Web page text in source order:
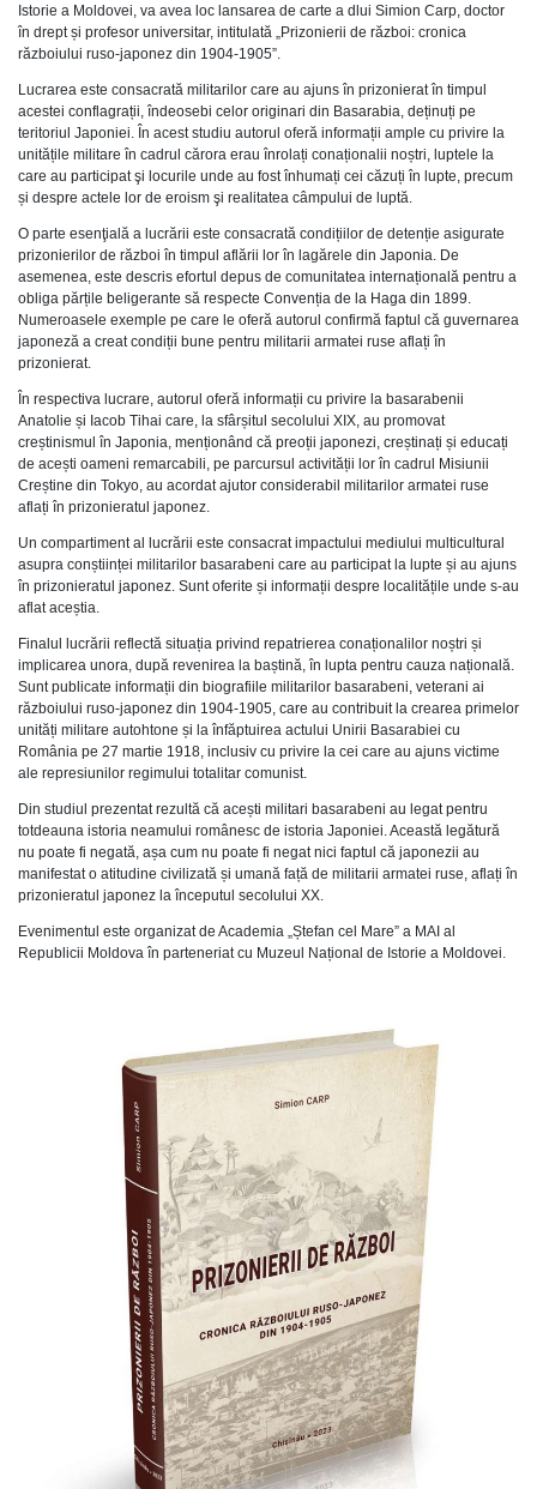
Istorie a Moldovei, va avea loc lansarea de carte a dlui Simion Carp, doctor
în drept și profesor universitar, intitulată „Prizonierii de război: cronica
războiului ruso-japonez din 1904-1905”.
Lucrarea este consacrată militarilor care au ajuns în prizonierat în timpul
acestei conflagrații, îndeosebi celor originari din Basarabia, deținuți pe
teritoriul Japoniei. În acest studiu autorul oferă informații ample cu privire la
unitățile militare în cadrul cărora erau înrolați conaționalii noștri, luptele la
care au participat şi locurile unde au fost înhumați cei căzuți în lupte, precum
și despre actele lor de eroism şi realitatea câmpului de luptă.
O parte esenţială a lucrării este consacrată condițiilor de detenție asigurate
prizonierilor de război în timpul aflării lor în lagărele din Japonia. De
asemenea, este descris efortul depus de comunitatea internațională pentru a
obliga părțile beligerante să respecte Convenția de la Haga din 1899.
Numeroasele exemple pe care le oferă autorul confirmă faptul că guvernarea
japoneză a creat condiții bune pentru militarii armatei ruse aflați în
prizonierat.
În respectiva lucrare, autorul oferă informații cu privire la basarabenii
Anatolie și Iacob Tihai care, la sfârșitul secolului XIX, au promovat
creștinismul în Japonia, menționând că preoții japonezi, creștinați și educați
de acești oameni remarcabili, pe parcursul activității lor în cadrul Misiunii
Creștine din Tokyo, au acordat ajutor considerabil militarilor armatei ruse
aflați în prizonieratul japonez.
Un compartiment al lucrării este consacrat impactului mediului multicultural
asupra conștiinței militarilor basarabeni care au participat la lupte și au ajuns
în prizonieratul japonez. Sunt oferite și informații despre localitățile unde s-au
aflat aceștia.
Finalul lucrării reflectă situația privind repatrierea conaționalilor noștri și
implicarea unora, după revenirea la baștină, în lupta pentru cauza națională.
Sunt publicate informații din biografiile militarilor basarabeni, veterani ai
războiului ruso-japonez din 1904-1905, care au contribuit la crearea primelor
unități militare autohtone și la înfăptuirea actului Unirii Basarabiei cu
România pe 27 martie 1918, inclusiv cu privire la cei care au ajuns victime
ale represiunilor regimului totalitar comunist.
Din studiul prezentat rezultă că acești militari basarabeni au legat pentru
totdeauna istoria neamului românesc de istoria Japoniei. Această legătură
nu poate fi negată, așa cum nu poate fi negat nici faptul că japonezii au
manifestat o atitudine civilizată și umană față de militarii armatei ruse, aflați în
prizonieratul japonez la începutul secolului XX.
Evenimentul este organizat de Academia „Ștefan cel Mare” a MAI al
Republicii Moldova în parteneriat cu Muzeul Național de Istorie a Moldovei.